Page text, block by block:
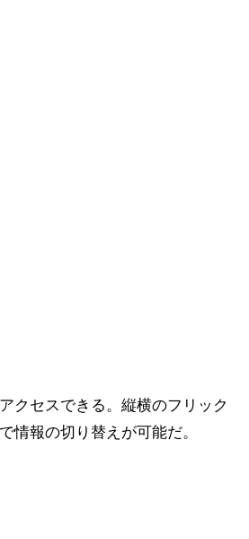
クセスできる。縦横のフリック
情報の切り替えが可能だ。